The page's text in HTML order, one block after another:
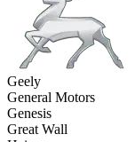
Geely
General Motors
Genesis
Great Wall